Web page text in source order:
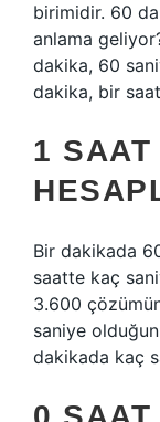
birimidir. 60
anlama
dakika, 60
dakika, bir
1
Bir dakikada
saatte kaç
3.600
saniye
dakikada kaç